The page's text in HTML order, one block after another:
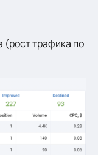
(рост трафика по